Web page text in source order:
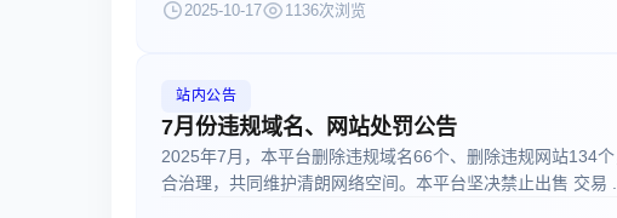
2025-10-17 1136次浏览
站内公告
7月份违规域名、网站处罚公告
2025年7月，本平台删除违规域名66个、删除违规网站134
合治理，共同维护清朗网络空间。本平台坚决禁止出售 交易 ...